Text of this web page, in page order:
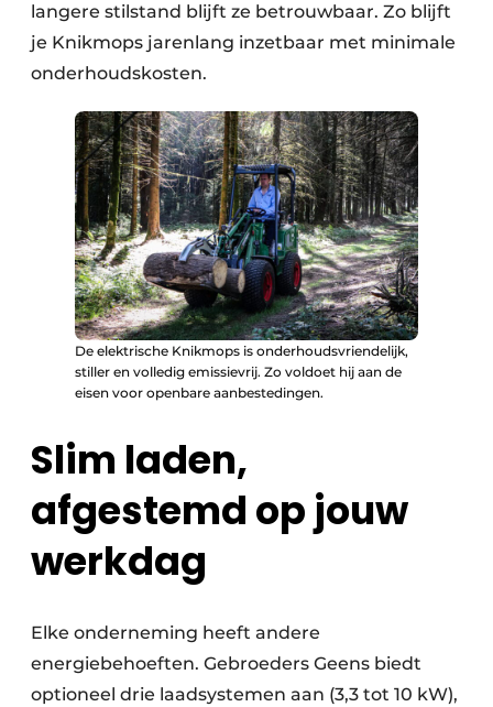
langere stilstand blijft ze betrouwbaar. Zo blijft
je Knikmops jarenlang inzetbaar met minimale
onderhoudskosten.
De elektrische Knikmops is onderhoudsvriendelijk,
stiller en volledig emissievrij. Zo voldoet hij aan de
eisen voor openbare aanbestedingen.
Slim laden,
afgestemd op jouw
werkdag
Elke onderneming heeft andere
energiebehoeften. Gebroeders Geens biedt
optioneel drie laadsystemen aan (3,3 tot 10 kW),